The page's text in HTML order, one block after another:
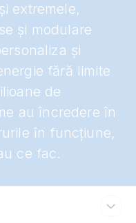
extremele,
și modulare
și
fără limite
de
au încredere în
în funcțiune,
ce fac.